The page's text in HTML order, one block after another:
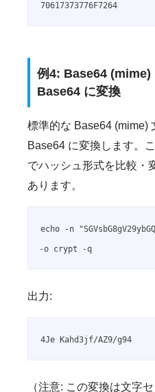
70617373776F7264
例4: Base64
Base64 に変換
標準的な Base64 (mime)
Base64 に変換します。
でハッシュ形式を比較・
あります。
echo -n
-o crypt -q
出力:
4Je Kahd3jf/AZ9/g94
（注意: この変換は文字